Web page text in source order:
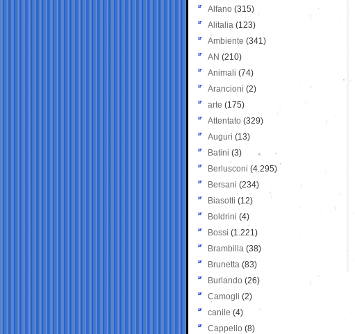
Alfano (315)
Alitalia (123)
Ambiente (341)
AN (210)
Animali (74)
Arancioni (2)
arte (175)
Attentato (329)
Auguri (13)
Batini (3)
Berlusconi (4.295)
Bersani (234)
Biasotti (12)
Boldrini (4)
Bossi (1.221)
Brambilla (38)
Brunetta (83)
Burlando (26)
Camogli (2)
canile (4)
Cappello (8)